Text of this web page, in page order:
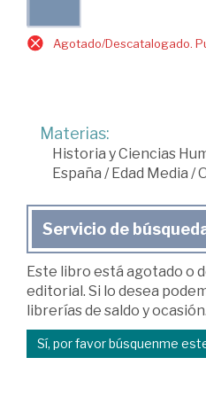
Agotado/Descatalogado.
Materias:
Historia y Ciencias
España /Edad Media /
Servicio de
Este libro está agotado o
editorial. Si lo desea
librerías de saldo y ocasión.
Sí, por favor búsquenme